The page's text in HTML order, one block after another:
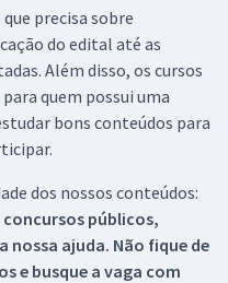
precisa sobre
do edital até as
Além disso, os cursos
quem possui uma
bons conteúdos para
dos nossos conteúdos:
concursos públicos,
nossa ajuda. Não fique de
e busque a vaga com